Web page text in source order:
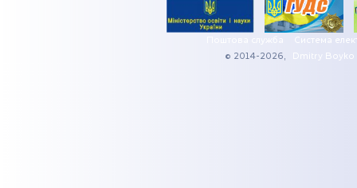
Поштова служба
Система
© 2014-2026,
Dmitry Boyko